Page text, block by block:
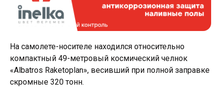
На самолете-носителе находился относительно
компактный 49-метровый космический челнок
«Albatros Raketoplan», весивший при полной заправке
скромные 320 тонн.